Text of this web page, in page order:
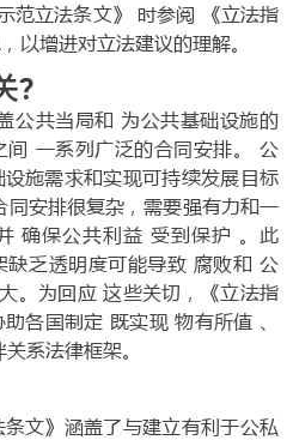
范立法条文》 时参阅 《立法指
以增进对立法建议的理解。
?
公共当局和 为公共基础设施的
一系列广泛的合同安排。 公
施需求和实现可持续发展目标
安排很复杂，需要强有力和一
确保公共利益 受到保护 。此
乏透明度可能导致 腐败和 公
。为回应 这些关切，《立法指
各国制定 既实现 物有所值 、
系法律框架。
条文》涵盖了与建立有利于公私